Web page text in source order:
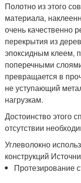
Полотно из этого
материала,
очень качественно
перекрытия из
эпоксидным клеем,
поперечными
превращается в
не уступающий
нагрузкам.
Достоинство этого
отсутствии
Углеволокно
конструкций
Протезирование